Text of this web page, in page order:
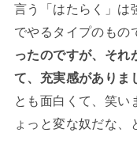
言う「はたらく」は
でやるタイプのもの
ったのですが、それ
て、充実感がありま
とも面白くて、笑い
ょっと変な奴だな、